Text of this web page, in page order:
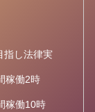
指し法律実
稼働2時
稼働10時